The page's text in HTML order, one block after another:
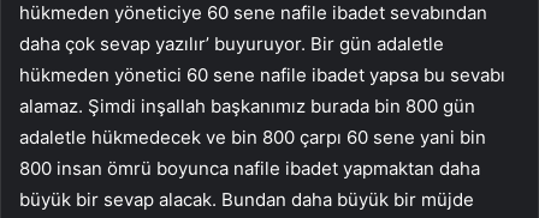
hükmeden yöneticiye 60 sene nafile ibadet sevabından
daha çok sevap yazılır’ buyuruyor. Bir gün adaletle
hükmeden yönetici 60 sene nafile ibadet yapsa bu sevabı
alamaz. Şimdi inşallah başkanımız burada bin 800 gün
adaletle hükmedecek ve bin 800 çarpı 60 sene yani bin
800 insan ömrü boyunca nafile ibadet yapmaktan daha
büyük bir sevap alacak. Bundan daha büyük bir müjde